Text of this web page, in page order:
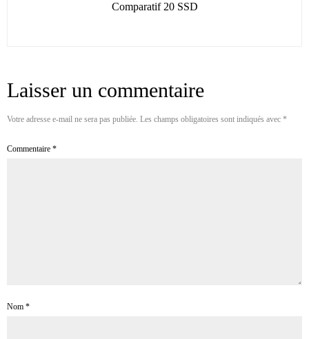
Comparatif 20 SSD
Laisser un commentaire
Votre adresse e-mail ne sera pas publiée. Les champs obligatoires sont indiqués avec *
Commentaire *
Nom *